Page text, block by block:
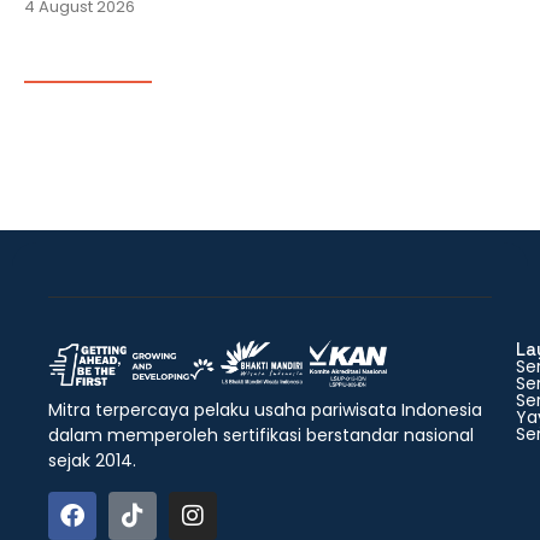
4 August 2026
Mitra terpercaya pelaku usaha pariwisata Indonesia
dalam memperoleh sertifikasi berstandar nasional
sejak 2014.